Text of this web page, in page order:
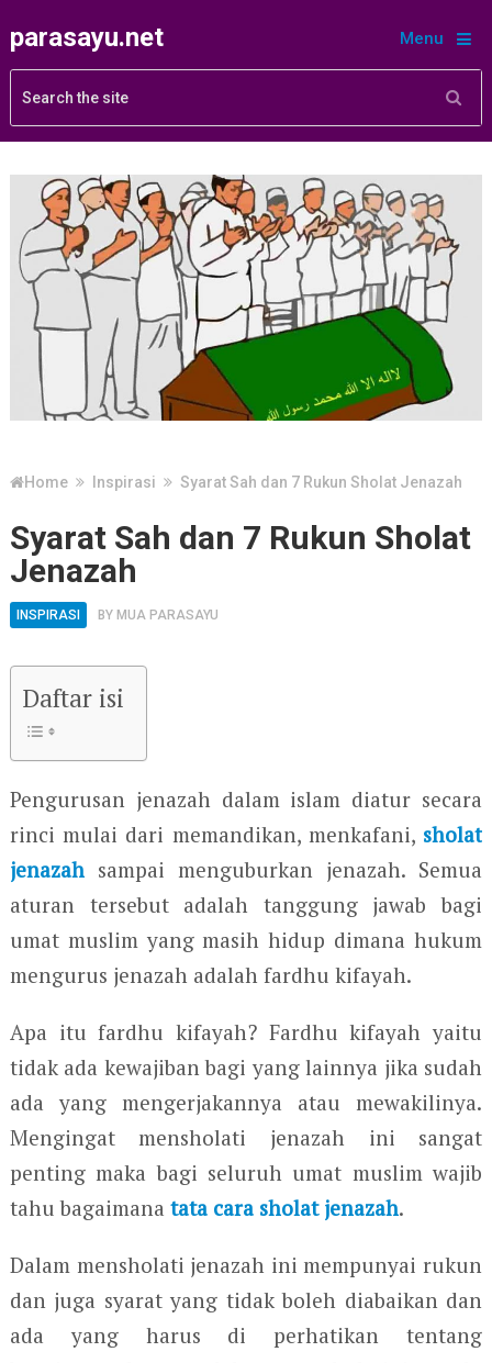
parasayu.net Menu
Home Inspirasi Syarat Sah dan 7 Rukun Sholat Jenazah
Syarat Sah dan 7 Rukun Sholat
Jenazah
INSPIRASI BY MUA PARASAYU
Daftar isi
Pengurusan jenazah dalam islam diatur secara
rinci mulai dari memandikan, menkafani, sholat
jenazahsampai menguburkan jenazah. Semua
aturan tersebut adalah tanggung jawab bagi
umat muslim yang masih hidup dimana hukum
mengurus jenazah adalah fardhu kifayah.
Apa itu fardhu kifayah? Fardhu kifayah yaitu
tidak ada kewajiban bagi yang lainnya jika sudah
ada yang mengerjakannya atau mewakilinya.
Mengingat mensholati jenazah ini sangat
penting maka bagi seluruh umat muslim wajib
tahu bagaimana tata cara sholat jenazah.
Dalam mensholati jenazah ini mempunyai rukun
dan juga syarat yang tidak boleh diabaikan dan
ada yang harus di perhatikan tentang